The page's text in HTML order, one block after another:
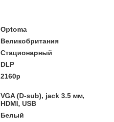
Optoma
Великобритания
Стационарный
DLP
2160p
VGA (D-sub), jack 3.5 мм,
HDMI, USB
Белый